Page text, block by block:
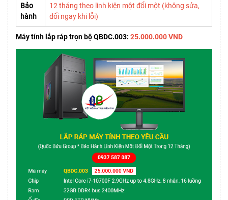
Bảo
hành
12 tháng theo linh kiện một đổi một (không sửa,
đổi ngay khi lỗi)
Máy tính lắp ráp trọn bộ QBDC.003: 25.000.000 VND